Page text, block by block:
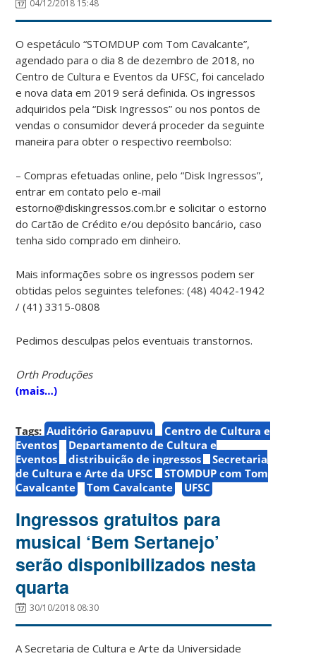
04/12/2018 15:48
O espetáculo “STOMDUP com Tom Cavalcante”,
agendado para o dia 8 de dezembro de 2018, no
Centro de Cultura e Eventos da UFSC, foi cancelado
e nova data em 2019 será definida. Os ingressos
adquiridos pela “Disk Ingressos” ou nos pontos de
vendas o consumidor deverá proceder da seguinte
maneira para obter o respectivo reembolso:
– Compras efetuadas online, pelo “Disk Ingressos”,
entrar em contato pelo e-mail
estorno@diskingressos.com.br e solicitar o estorno
do Cartão de Crédito e/ou depósito bancário, caso
tenha sido comprado em dinheiro.
Mais informações sobre os ingressos podem ser
obtidas pelos seguintes telefones: (48) 4042-1942
/ (41) 3315-0808
Pedimos desculpas pelos eventuais transtornos.
Orth Produções
(mais…)
Tags: Auditório Garapuvu
Centro de Cultura e
Eventos
Departamento de Cultura e
Eventos
distribuição de ingressos
Secretaria
de Cultura e Arte da UFSC
STOMDUP com Tom
Cavalcante
Tom Cavalcante UFSC
Ingressos gratuitos para
musical ‘Bem Sertanejo’
serão disponibilizados nesta
quarta
30/10/2018 08:30
A Secretaria de Cultura e Arte da Universidade